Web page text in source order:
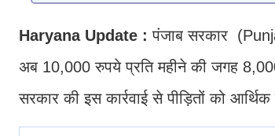
Haryana Update :पंजाब सरकार
अब 10,000 रुपये प्रति महीने की जगह
सरकार की इस कार्रवाई से पीड़ितों को